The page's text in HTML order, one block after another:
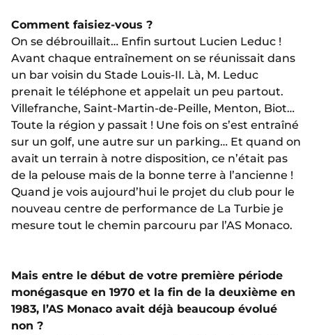
Comment faisiez-vous ?
On se débrouillait… Enfin surtout Lucien Leduc !
Avant chaque entraînement on se réunissait dans
un bar voisin du Stade Louis-II. Là, M. Leduc
prenait le téléphone et appelait un peu partout.
Villefranche, Saint-Martin-de-Peille, Menton, Biot…
Toute la région y passait ! Une fois on s’est entraîné
sur un golf, une autre sur un parking… Et quand on
avait un terrain à notre disposition, ce n’était pas
de la pelouse mais de la bonne terre à l’ancienne !
Quand je vois aujourd’hui le projet du club pour le
nouveau centre de performance de La Turbie je
mesure tout le chemin parcouru par l’AS Monaco.
Mais entre le début de votre première période
monégasque en 1970 et la fin de la deuxième en
1983, l’AS Monaco avait déjà beaucoup évolué
non ?